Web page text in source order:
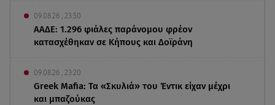
09.08.26 , 23:50
ΑΑΔΕ: 1.296 φιάλες παράνομου φρέον
κατασχέθηκαν σε Κήπους και Δοϊράνη
09.08.26 , 23:20
Greek Mafia: Τα «Σκυλιά» του Έντικ είχαν μέχρι
και μπαζούκας